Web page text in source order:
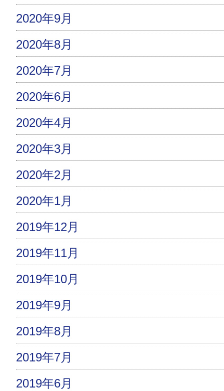
2020年9月
2020年8月
2020年7月
2020年6月
2020年4月
2020年3月
2020年2月
2020年1月
2019年12月
2019年11月
2019年10月
2019年9月
2019年8月
2019年7月
2019年6月